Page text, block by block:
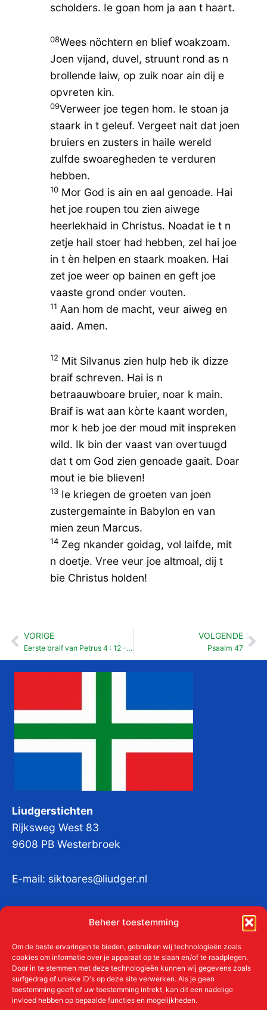
Beheer toestemming
Om de beste ervaringen te bieden, gebruiken wij technologieën zoals
cookies om informatie over je apparaat op te slaan en/of te raadplegen.
Door in te stemmen met deze technologieën kunnen wij gegevens zoals
surfgedrag of unieke ID's op deze site verwerken. Als je geen
toestemming geeft of uw toestemming intrekt, kan dit een nadelige
invloed hebben op bepaalde functies en mogelijkheden.
scholders. Ie goan hom ja aan t haart.
08Wees nöchtern en blief woakzoam.
Joen vijand, duvel, struunt rond as n
brollende laiw, op zuik noar ain dij e
opvreten kin.
09Verweer joe tegen hom. Ie stoan ja
staark in t geleuf. Vergeet nait dat joen
bruiers en zusters in haile wereld
zulfde swoaregheden te verduren
hebben.
10Mor God is ain en aal genoade. Hai
het joe roupen tou zien aiwege
heerlekhaid in Christus. Noadat ie t n
zetje hail stoer had hebben, zel hai joe
in t èn helpen en staark moaken. Hai
zet joe weer op bainen en geft joe
vaaste grond onder vouten.
11 Aan hom de macht, veur aiweg en
aaid. Amen.
12 Mit Silvanus zien hulp heb ik dizze
braif schreven. Hai is n
betraauwboare bruier, noar k main.
Braif is wat aan kòrte kaant worden,
mor k heb joe der moud mit inspreken
wild. Ik bin der vaast van overtuugd
dat t om God zien genoade gaait. Doar
mout ie bie blieven!
13Ie kriegen de groeten van joen
zustergemainte in Babylon en van
mien zeun Marcus.
14Zeg nkander goidag, vol laifde, mit
n doetje. Vree veur joe altmoal, dij t
bie Christus holden!
Vorige
VORIGE
Eerste braif van Petrus 4 : 12 – 19
VOLGENDE
Psaalm 47
Liudgerstichten
Rijksweg West 83
9608 PB Westerbroek
E-mail: siktoares@liudger.nl
KvKnr:41011712
Meer over de Liudgerstichten